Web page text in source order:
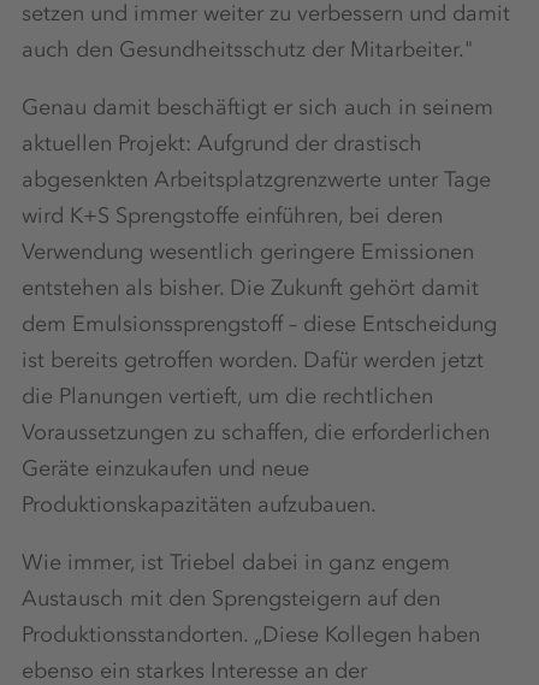
setzen und immer weiter zu verbessern und damit
auch den Gesundheitsschutz der Mitarbeiter."
Genau damit beschäftigt er sich auch in seinem
aktuellen Projekt: Aufgrund der drastisch
abgesenkten Arbeitsplatzgrenzwerte unter Tage
wird K+S Sprengstoffe einführen, bei deren
Verwendung wesentlich geringere Emissionen
entstehen als bisher. Die Zukunft gehört damit
dem Emulsionssprengstoff – diese Entscheidung
ist bereits getroffen worden. Dafür werden jetzt
die Planungen vertieft, um die rechtlichen
Voraussetzungen zu schaffen, die erforderlichen
Geräte einzukaufen und neue
Produktionskapazitäten aufzubauen.
Wie immer, ist Triebel dabei in ganz engem
Austausch mit den Sprengsteigern auf den
Produktionsstandorten. „Diese Kollegen haben
ebenso ein starkes Interesse an der